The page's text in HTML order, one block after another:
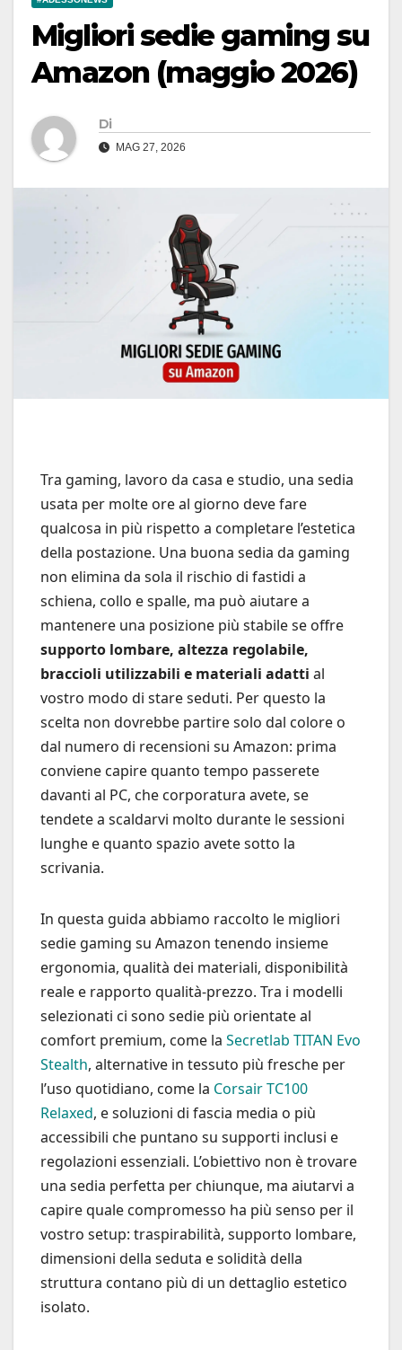
Migliori sedie gaming su
Amazon (maggio 2026)
Di
MAG 27, 2026
Tra gaming, lavoro da casa e studio, una sedia
usata per molte ore al giorno deve fare
qualcosa in più rispetto a completare l’estetica
della postazione. Una buona sedia da gaming
non elimina da sola il rischio di fastidi a
schiena, collo e spalle, ma può aiutare a
mantenere una posizione più stabile se offre
supporto lombare, altezza regolabile,
braccioli utilizzabili e materiali adatti al
vostro modo di stare seduti. Per questo la
scelta non dovrebbe partire solo dal colore o
dal numero di recensioni su Amazon: prima
conviene capire quanto tempo passerete
davanti al PC, che corporatura avete, se
tendete a scaldarvi molto durante le sessioni
lunghe e quanto spazio avete sotto la
scrivania.
In questa guida abbiamo raccolto le migliori
sedie gaming su Amazon tenendo insieme
ergonomia, qualità dei materiali, disponibilità
reale e rapporto qualità-prezzo. Tra i modelli
selezionati ci sono sedie più orientate al
comfort premium, come la Secretlab TITAN Evo
Stealth, alternative in tessuto più fresche per
l’uso quotidiano, come la Corsair TC100
Relaxed, e soluzioni di fascia media o più
accessibili che puntano su supporti inclusi e
regolazioni essenziali. L’obiettivo non è trovare
una sedia perfetta per chiunque, ma aiutarvi a
capire quale compromesso ha più senso per il
vostro setup: traspirabilità, supporto lombare,
dimensioni della seduta e solidità della
struttura contano più di un dettaglio estetico
isolato.